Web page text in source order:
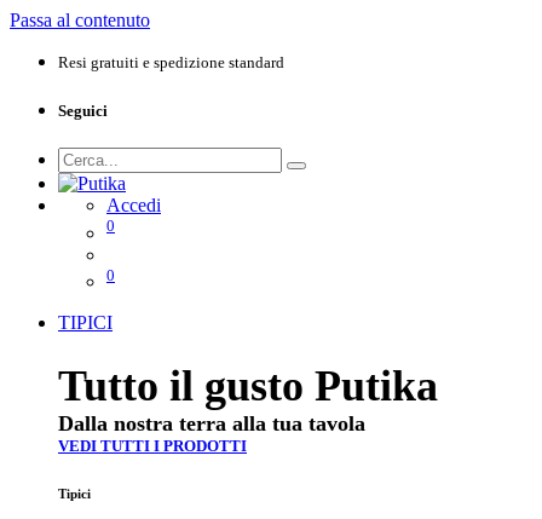
Passa al contenuto
Resi gratuiti e spedizione standard
Seguici
Accedi
0
0
TIPICI
Tutto il gusto Putika
Dalla nostra terra alla tua tavola
VEDI TUTTI I PRODOTTI
Tipici